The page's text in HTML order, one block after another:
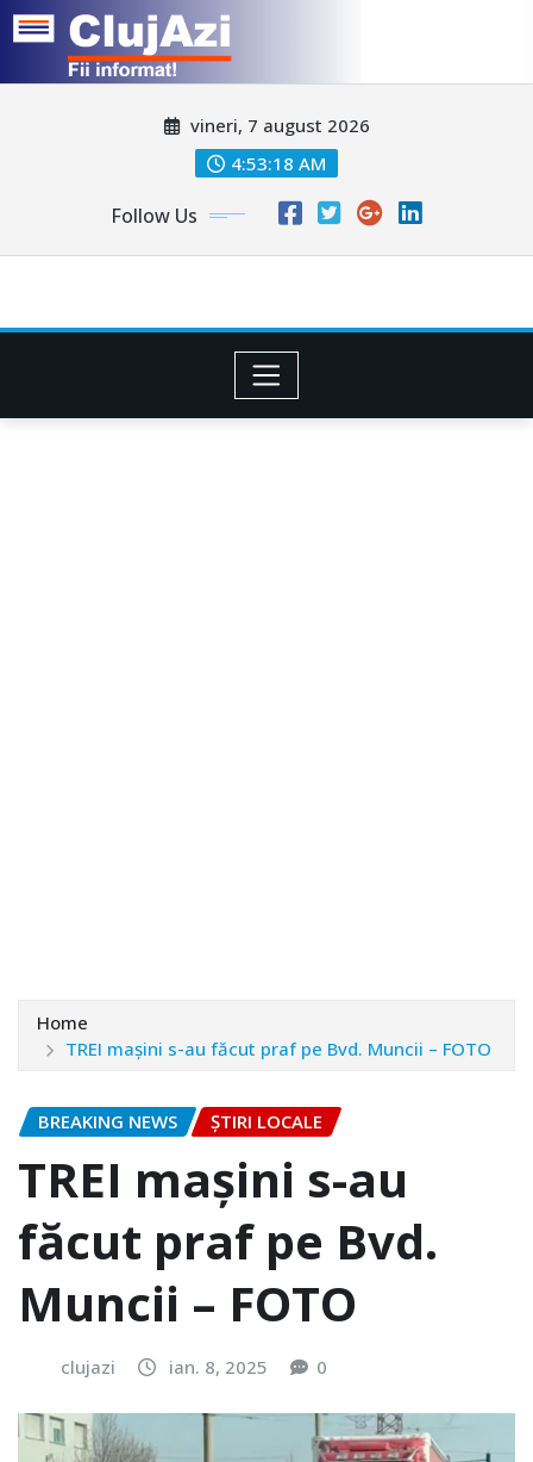
vineri, 7 august 2026
4:53:20 AM
Follow Us
Home
TREI mașini s-au făcut praf pe Bvd. Muncii – FOTO
BREAKING NEWS ȘTIRI LOCALE
TREI mașini s-au
făcut praf pe Bvd.
Muncii – FOTO
clujazi ian. 8, 2025 0